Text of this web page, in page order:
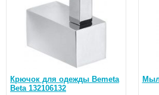
Крючок для одежды Bemeta
Beta 132106132